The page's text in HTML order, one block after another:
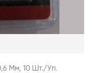
Мм, 10 Шт./уп.